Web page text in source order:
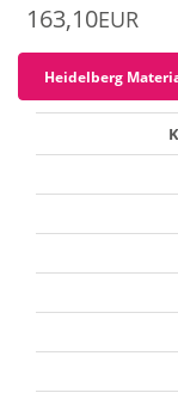
163,10EUR
Heidelberg